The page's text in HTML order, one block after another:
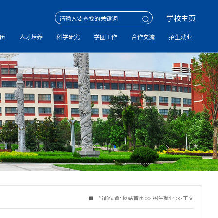
学校主页
人才培养 科学研究 学团工作 合作交流 招生就业
当前位置: 网站首页 >>招生就业 >> 正文